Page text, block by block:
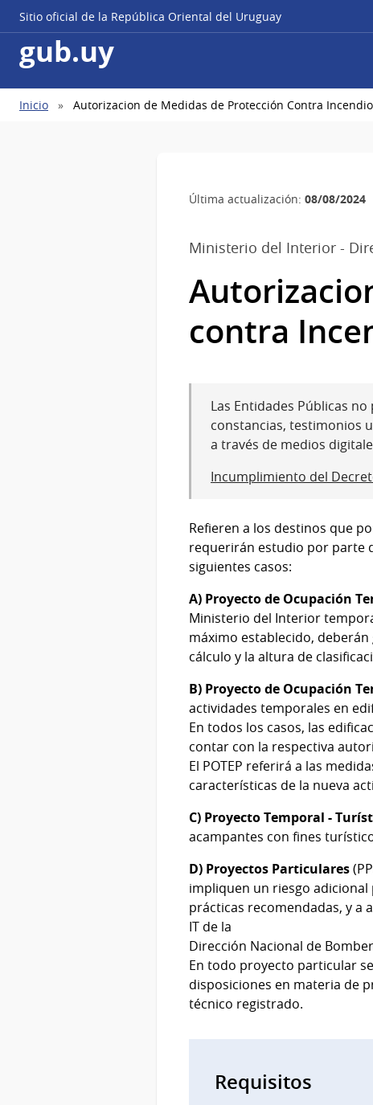
Sitio oficial de la República Oriental del Uruguay
gub.uy
Ruta
Inicio Autorizacion de Medidas de Protección Contra
Última actualización: 08/08/2024
Ministerio del Interior -
contra
Las Entidades Públicas
constancias, testimonios
a través de medios
Incumplimiento del
Refieren a los destinos que
requerirán estudio por parte
siguientes casos:
A) Proyecto de Ocupación
Ministerio del Interior
máximo establecido,
cálculo y la altura de
B) Proyecto de Ocupación
actividades temporales en
En todos los casos, las
contar con la respectiva
El POTEP referirá a las
características de la nueva
C) Proyecto Temporal -
acampantes con fines
D) Proyectos Particulares
impliquen un riesgo
prácticas recomendadas, y a
IT de la
Dirección Nacional de
En todo proyecto particular
disposiciones en materia de
técnico registrado.
Requisitos